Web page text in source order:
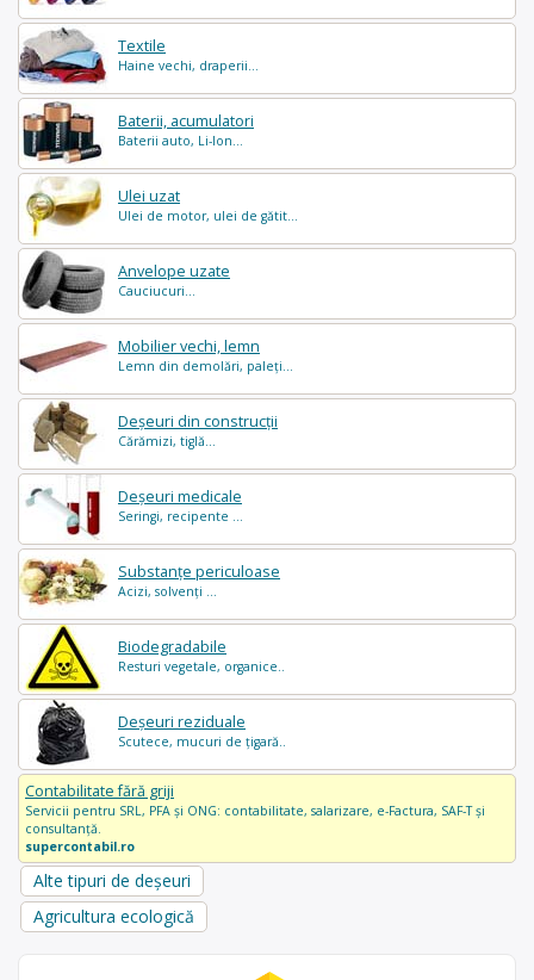
Textile
Haine vechi, draperii...
Baterii, acumulatori
Baterii auto, Li-Ion...
Ulei uzat
Ulei de motor, ulei de gătit...
Anvelope uzate
Cauciucuri...
Mobilier vechi, lemn
Lemn din demolări, paleți...
Deșeuri din construcții
Cărămizi, tiglă...
Deșeuri medicale
Seringi, recipente ...
Substanțe periculoase
Acizi, solvenți ...
Biodegradabile
Resturi vegetale, organice..
Deșeuri reziduale
Scutece, mucuri de țigară..
Contabilitate fără griji
Servicii pentru SRL, PFA și ONG: contabilitate, salarizare, e-Factura, SAF-T și
consultanță.
supercontabil.ro
Alte tipuri de deșeuri
Agricultura ecologică